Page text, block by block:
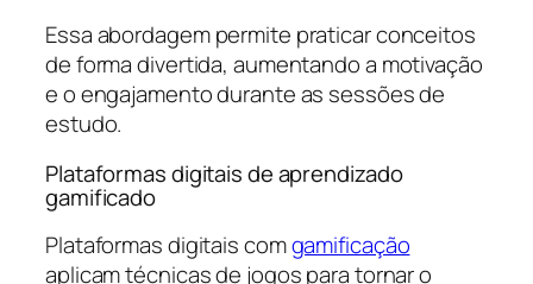
Essa abordagem permite praticar conceitos
de forma divertida, aumentando a motivação
e o engajamento durante as sessões de
estudo.
Plataformas digitais de aprendizado
gamificado
Plataformas digitais comgamificação
aplicam técnicas de jogos para tornar o